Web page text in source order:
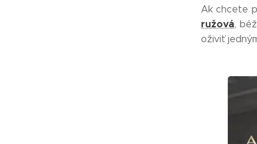
Ak chcete
ružová,
oživiť